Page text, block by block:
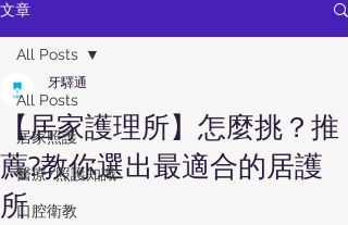
文章
All Posts
居家照護
醫療/照護知識
口腔衛教
All Posts
【居家護理所】怎麼挑？推
薦?教你選出最適合的居護
所
牙驛通